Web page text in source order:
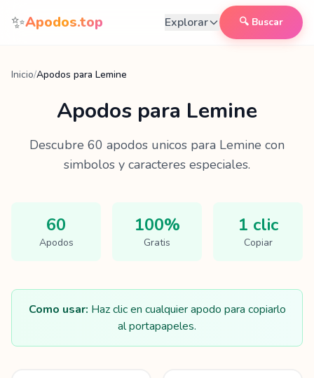
Saltar al contenido
✨Apodos.top Explorar 🔍 Buscar
Inicio/Apodos para Lemine
Apodos para Lemine
Descubre 60 apodos unicos para Lemine con
simbolos y caracteres especiales.
60
Apodos
100%
Gratis
1 clic
Copiar
Como usar: Haz clic en cualquier apodo para copiarlo
al portapapeles.